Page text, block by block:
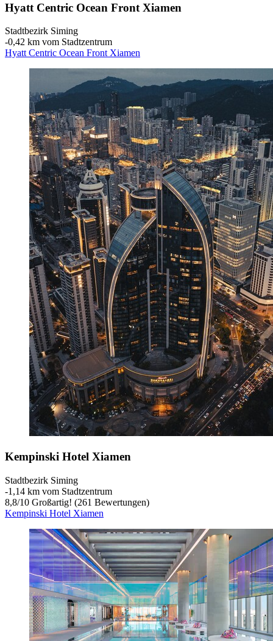
Hyatt Centric Ocean Front Xiamen
Stadtbezirk Siming
‐0,42 km vom Stadtzentrum
Hyatt Centric Ocean Front Xiamen
Kempinski Hotel Xiamen
Stadtbezirk Siming
‐1,14 km vom Stadtzentrum
8,8/10 Großartig! (261 Bewertungen)
Kempinski Hotel Xiamen